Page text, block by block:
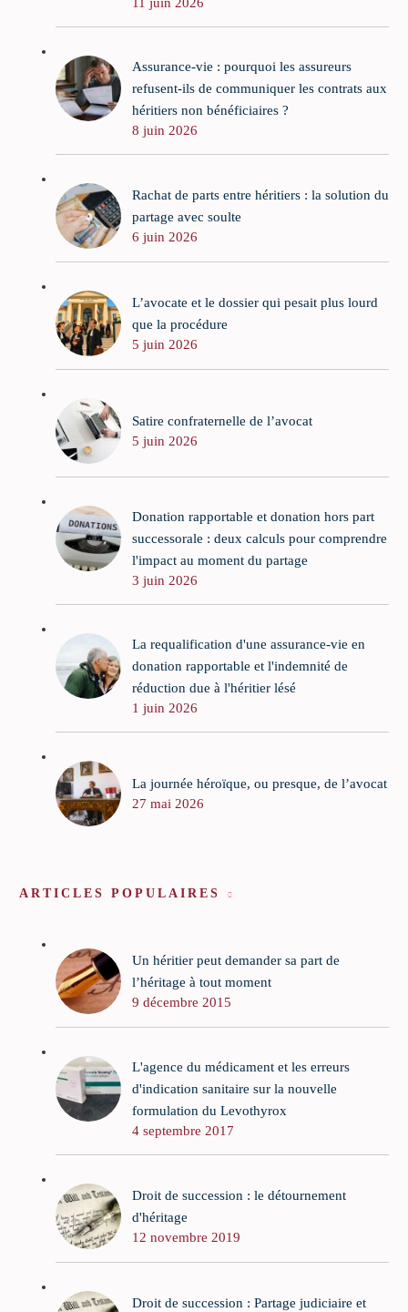
Assurance-vie : pourquoi les assureurs
refusent-ils de communiquer les contrats aux
héritiers non bénéficiaires ?
8 juin 2026
Rachat de parts entre héritiers : la solution du
partage avec soulte
6 juin 2026
L’avocate et le dossier qui pesait plus lourd
que la procédure
5 juin 2026
Satire confraternelle de l’avocat
5 juin 2026
Donation rapportable et donation hors part
successorale : deux calculs pour comprendre
l'impact au moment du partage
3 juin 2026
La requalification d'une assurance-vie en
donation rapportable et l'indemnité de
réduction due à l'héritier lésé
1 juin 2026
La journée héroïque, ou presque, de l’avocat
27 mai 2026
ARTICLES POPULAIRES
Un héritier peut demander sa part de
l’héritage à tout moment
9 décembre 2015
L'agence du médicament et les erreurs
d'indication sanitaire sur la nouvelle
formulation du Levothyrox
4 septembre 2017
Droit de succession : le détournement
d'héritage
12 novembre 2019
Droit de succession : Partage judiciaire et